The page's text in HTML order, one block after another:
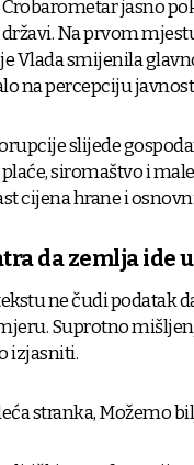
Crobarometar jasno
Na prvom
Vlada smijenila
na percepciju
slijede
siromaštvo i
cijena hrane i
da zemlja ide
ne čudi podatak
Suprotno
izjasniti.
stranka, Možemo